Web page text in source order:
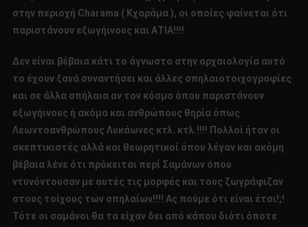
στην περιοχή Charama ( Κχαράμα ), οι οποίες φαίνεται ότι
παριστάνουν εξωγήινους και ΑΤΙΑ!!!!
Δεν είναι βέβαια κάτι το άγνωστο στην αρχαιολογία αυτό
το έχουν ξανά συναντήσει και άλλες σπηλαιοτοιχογραφίες
και σε άλλα σπήλαια αν τον κόσμο όπου παριστάνουν
εξωγήινους ή ακόμα και ανθρώπους θηρία όπως
Λεωντοανθρώπους Λυκάωνες κτλ. κτλ.!!!! Πολλοί ήταν οι
σκεπτικιστές αλλά και θεωρητικοί όπου λέγαν και ακόμη
βέβαια λένε ότι πρόκειται περί Σαμάνων όπου
ντυνόντουσαν με αυτές τις μορφές και τους ζωγράφιζαν
στους τοίχους των σπηλαίων!!!! Ας πούμε ότι είναι έτσι!;!
Τότε οι σαμάνοι θα τα είχαν δει από κάπου διότι όποτε